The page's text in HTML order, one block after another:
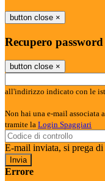
button close ×
Recupero password
button close ×
all'indirizzo indicato con le
Non hai una e-mail associata
tramite la Login Spaggiari
E-mail inviata, si prega
Errore